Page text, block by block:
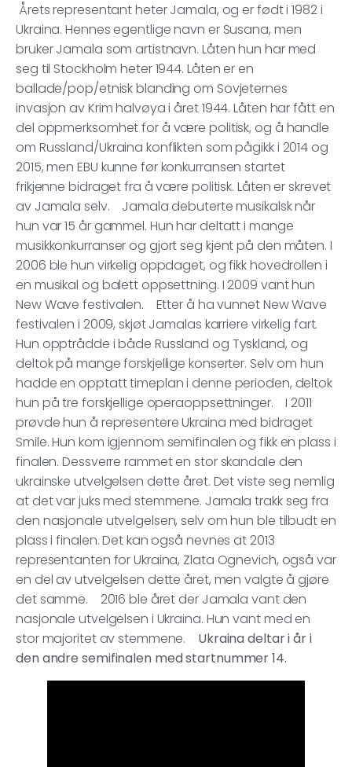
Årets representant heter Jamala, og er født i 1982 i
Ukraina. Hennes egentlige navn er Susana, men
bruker Jamala som artistnavn. Låten hun har med
seg til Stockholm heter 1944. Låten er en
ballade/pop/etnisk blanding om Sovjeternes
invasjon av Krim halvøya i året 1944. Låten har fått en
del oppmerksomhet for å være politisk, og å handle
om Russland/Ukraina konflikten som pågikk i 2014 og
2015, men EBU kunne før konkurransen startet
frikjenne bidraget fra å være politisk. Låten er skrevet
av Jamala selv. Jamala debuterte musikalsk når
hun var 15 år gammel. Hun har deltatt i mange
musikkonkurranser og gjort seg kjent på den måten. I
2006 ble hun virkelig oppdaget, og fikk hovedrollen i
en musikal og balett oppsettning. I 2009 vant hun
New Wave festivalen. Etter å ha vunnet New Wave
festivalen i 2009, skjøt Jamalas karriere virkelig fart.
Hun opptrådde i både Russland og Tyskland, og
deltok på mange forskjellige konserter. Selv om hun
hadde en opptatt timeplan i denne perioden, deltok
hun på tre forskjellige operaoppsettninger. I 2011
prøvde hun å representere Ukraina med bidraget
Smile. Hun kom igjennom semifinalen og fikk en plass i
finalen. Dessverre rammet en stor skandale den
ukrainske utvelgelsen dette året. Det viste seg nemlig
at det var juks med stemmene. Jamala trakk seg fra
den nasjonale utvelgelsen, selv om hun ble tilbudt en
plass i finalen. Det kan også nevnes at 2013
representanten for Ukraina, Zlata Ognevich, også var
en del av utvelgelsen dette året, men valgte å gjøre
det samme. 2016 ble året der Jamala vant den
nasjonale utvelgelsen i Ukraina. Hun vant med en
stor majoritet av stemmene. Ukraina deltar i år i
den andre semifinalen med startnummer 14.